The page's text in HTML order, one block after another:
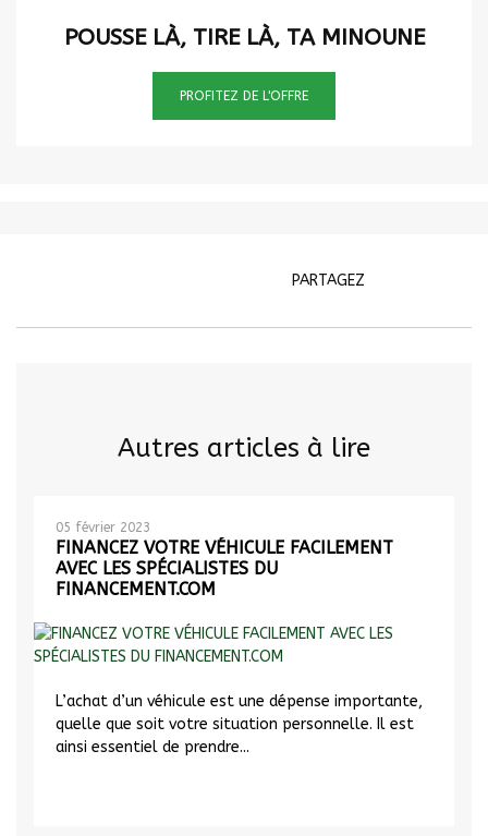
POUSSE LÀ, TIRE LÀ, TA MINOUNE
PROFITEZ DE L'OFFRE
PARTAGEZ
Autres articles à lire
05 février 2023
FINANCEZ VOTRE VÉHICULE FACILEMENT
AVEC LES SPÉCIALISTES DU
FINANCEMENT.COM
L’achat d’un véhicule est une dépense importante,
quelle que soit votre situation personnelle. Il est
ainsi essentiel de prendre...